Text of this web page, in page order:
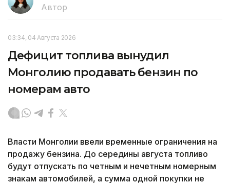
Автор
03:34, 04 Августа 2026
Дефицит топлива вынудил
Монголию продавать бензин по
номерам авто
Власти Монголии ввели временные ограничения на
продажу бензина. До середины августа топливо
будут отпускать по четным и нечетным номерным
знакам автомобилей, а сумма одной покупки не